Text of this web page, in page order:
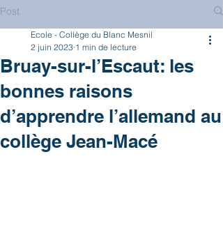
Post
Bruay-sur-l’Escaut: les
bonnes raisons
d’apprendre l’allemand au
collège Jean-Macé
Ecole - Collège du Blanc Mesnil
2 juin 2023 1 min de lecture